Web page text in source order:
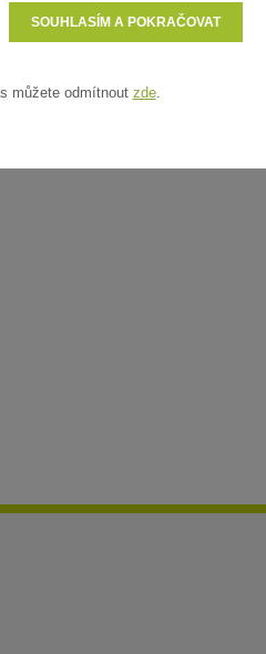
SOUHLASÍM A POKRAČOVAT
můžete odmítnout zde.